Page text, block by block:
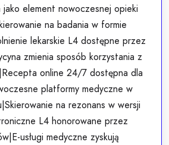
element nowoczesnej opieki
na badania w formie
lekarskie L4 dostępne przez
zmienia sposób korzystania z
online 24/7 dostępna dla
platformy medyczne w
na rezonans w wersji
L4 honorowane przez
usługi medyczne zyskują